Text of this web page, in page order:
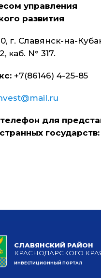
управления
развития
г. Славянск-на-
каб. N° 317.
+7(86146) 4-25-85
для
государств:
СЛАВЯНСКИЙ РАЙОН
КРАСНОДАРСКОГО
ИНВЕСТИЦИОННЫЙ ПОРТАЛ